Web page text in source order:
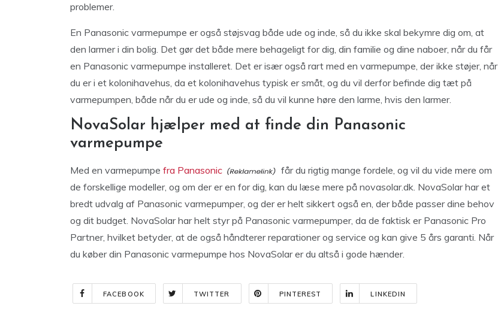
problemer.
En Panasonic varmepumpe er også støjsvag både ude og inde, så du ikke skal bekymre dig om, at
den larmer i din bolig. Det gør det både mere behageligt for dig, din familie og dine naboer, når du får
en Panasonic varmepumpe installeret. Det er især også rart med en varmepumpe, der ikke støjer, når
du er i et kolonihavehus, da et kolonihavehus typisk er småt, og du vil derfor befinde dig tæt på
varmepumpen, både når du er ude og inde, så du vil kunne høre den larme, hvis den larmer.
NovaSolar hjælper med at finde din Panasonic
varmepumpe
Med en varmepumpe fra Panasonic
får du rigtig mange fordele, og vil du vide mere om
de forskellige modeller, og om der er en for dig, kan du læse mere på novasolar.dk. NovaSolar har et
bredt udvalg af Panasonic varmepumper, og der er helt sikkert også en, der både passer dine behov
og dit budget. NovaSolar har helt styr på Panasonic varmepumper, da de faktisk er Panasonic Pro
Partner, hvilket betyder, at de også håndterer reparationer og service og kan give 5 års garanti. Når
du køber din Panasonic varmepumpe hos NovaSolar er du altså i gode hænder.
FACEBOOK TWITTER PINTEREST LINKEDIN